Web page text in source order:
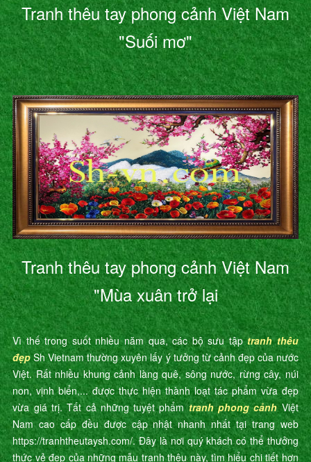
Tranh thêu tay phong cảnh Việt Nam
"Suối mơ"
Tranh thêu tay phong cảnh Việt Nam
"Mùa xuân trở lại
Vì thế trong suốt nhiều năm qua, các bộ sưu tậptranh thêu
đẹpSh Vietnam thường xuyên lấy ý tưởng từ cảnh đẹp của nước
Việt. Rất nhiều khung cảnh làng quê, sông nước, rừng cây, núi
non, vịnh biển,... được thực hiện thành loạt tác phẩm vừa đẹp
vừa giá trị. Tất cả những tuyệt phẩmtranh phong cảnhViệt
Nam cao cấp đều được cập nhật nhanh nhất tại trang web
https://tranhtheutaysh.com/. Đây là nơi quý khách có thể thưởng
thức vẻ đẹp của những mẫu tranh thêu này, tìm hiểu chi tiết hơn